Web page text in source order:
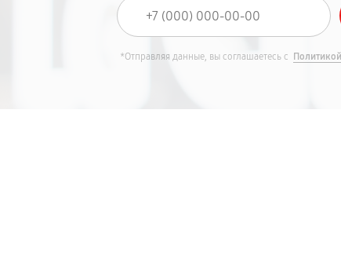
*Отправляя данные, вы соглашаетесь с